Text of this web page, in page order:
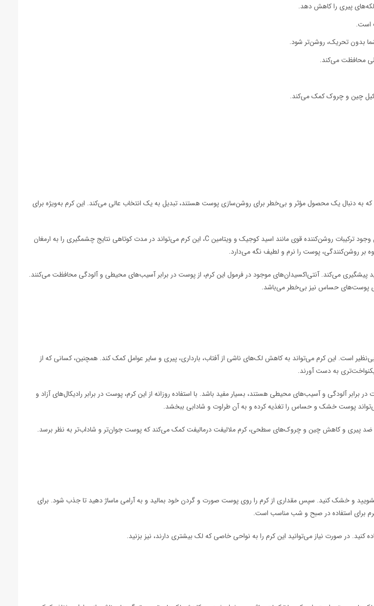
لکه‌های پیری را کاهش دهد.
است.
بدون تحریک، روشن‌تر شود.
محافظت می‌کند.
چین و چروک کمک می‌کند.
که به دنبال یک محصول مؤثر و بی‌خطر برای روشن‌سازی پوست هستند، تبدیل به یک انتخاب عالی می‌کند. این کرم به‌ویژه برای
یکی از بزرگترین مزایای کرم ملالیفت، کاهش قابل توجه تیرگی‌ها و لک‌های پوستی است. به دلیل وجود ترکیبات روشن‌کننده قوی مانند اسید کوجیک و ویتامین C، این کرم می‌تواند در مدت کوتاهی نتایج چشمگیری را به ارمغان
بر روشن‌کنندگی، پوست را نرم و لطیف نگه می‌دارد.
می‌کند. آنتی‌اکسیدان‌های موجود در فرمول این کرم، از پوست در برابر آسیب‌های محیطی و آلودگی محافظت می‌کنند.
برای پوست‌های حساس نیز بی‌خطر می‌باشد.
است. این کرم می‌تواند به کاهش لک‌های ناشی از آفتاب، بارداری، پیری و سایر عوامل کمک کند. همچنین، کسانی که از
به دست آورند.
برابر آلودگی و آسیب‌های محیطی هستند، بسیار مفید باشد. با استفاده روزانه از این کرم، پوست در برابر رادیکال‌های آزاد و
پوست خشک و حساس را تغذیه کرده و به آن طراوت و شادابی ببخشد.
پیری و کاهش چین و چروک‌های سطحی، کرم ملالیفت درمالیفت کمک می‌کند که پوست جوان‌تر و شاداب‌تر به نظر برسد.
بشویید و خشک کنید. سپس مقداری از کرم را روی پوست صورت و گردن خود بمالید و به آرامی ماساژ دهید تا جذب شود. برای
کرم برای استفاده در صبح و شب مناسب است.
کنید. در صورت نیاز می‌توانید این کرم را به نواحی خاصی که لک بیشتری دارند، نیز بزنید.